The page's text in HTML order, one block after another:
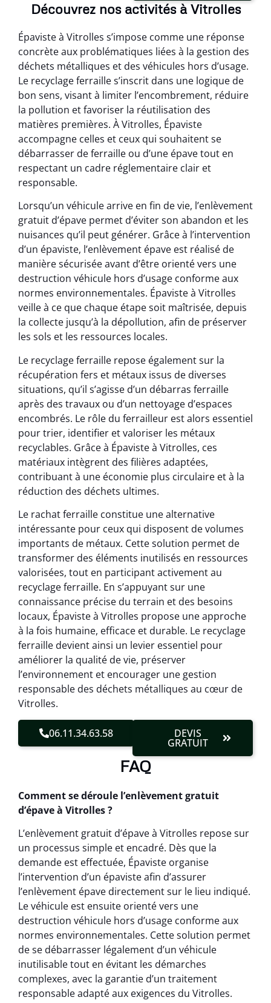
Découvrez nos activités à Vitrolles
Épaviste à Vitrolles s’impose comme une réponse
concrète aux problématiques liées à la gestion des
déchets métalliques et des véhicules hors d’usage.
Le recyclage ferraille s’inscrit dans une logique de
bon sens, visant à limiter l’encombrement, réduire
la pollution et favoriser la réutilisation des
matières premières. À Vitrolles, Épaviste
accompagne celles et ceux qui souhaitent se
débarrasser de ferraille ou d’une épave tout en
respectant un cadre réglementaire clair et
responsable.
Lorsqu’un véhicule arrive en fin de vie, l’enlèvement
gratuit d’épave permet d’éviter son abandon et les
nuisances qu’il peut générer. Grâce à l’intervention
d’un épaviste, l’enlèvement épave est réalisé de
manière sécurisée avant d’être orienté vers une
destruction véhicule hors d’usage conforme aux
normes environnementales. Épaviste à Vitrolles
veille à ce que chaque étape soit maîtrisée, depuis
la collecte jusqu’à la dépollution, afin de préserver
les sols et les ressources locales.
Le recyclage ferraille repose également sur la
récupération fers et métaux issus de diverses
situations, qu’il s’agisse d’un débarras ferraille
après des travaux ou d’un nettoyage d’espaces
encombrés. Le rôle du ferrailleur est alors essentiel
pour trier, identifier et valoriser les métaux
recyclables. Grâce à Épaviste à Vitrolles, ces
matériaux intègrent des filières adaptées,
contribuant à une économie plus circulaire et à la
réduction des déchets ultimes.
Le rachat ferraille constitue une alternative
intéressante pour ceux qui disposent de volumes
importants de métaux. Cette solution permet de
transformer des éléments inutilisés en ressources
valorisées, tout en participant activement au
recyclage ferraille. En s’appuyant sur une
connaissance précise du terrain et des besoins
locaux, Épaviste à Vitrolles propose une approche
à la fois humaine, efficace et durable. Le recyclage
ferraille devient ainsi un levier essentiel pour
améliorer la qualité de vie, préserver
l’environnement et encourager une gestion
responsable des déchets métalliques au cœur de
Vitrolles.
06.11.34.63.58 DEVIS
GRATUIT
FAQ
Comment se déroule l’enlèvement gratuit
d’épave à Vitrolles ?
L’enlèvement gratuit d’épave à Vitrolles repose sur
un processus simple et encadré. Dès que la
demande est effectuée, Épaviste organise
l’intervention d’un épaviste afin d’assurer
l’enlèvement épave directement sur le lieu indiqué.
Le véhicule est ensuite orienté vers une
destruction véhicule hors d’usage conforme aux
normes environnementales. Cette solution permet
de se débarrasser légalement d’un véhicule
inutilisable tout en évitant les démarches
complexes, avec la garantie d’un traitement
responsable adapté aux exigences du Vitrolles.